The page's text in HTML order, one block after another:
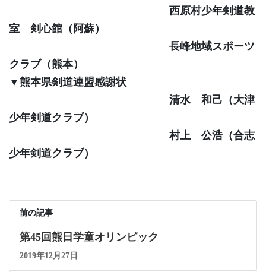
西原村少年剣道教
室 剣心館（阿蘇）
長峰地域スポーツ
クラブ（熊本）
▼熊本県剣道連盟感謝状
清水 和己（大津
少年剣道クラブ）
村上 公浩（合志
少年剣道クラブ）
前の記事
第45回熊日学童オリンピック
2019年12月27日